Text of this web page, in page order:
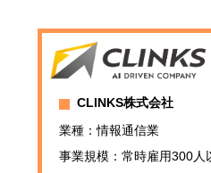
CLINKS株式会社
業種：情報通信業
事業規模：常時雇用300人